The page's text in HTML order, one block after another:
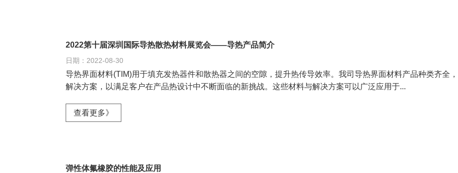
2022第十届深圳国际导热散热材料展览会——导热产品简介
日期：2022-08-30
导热界面材料(TIM)用于填充发热器件和散热器之间的空隙，提升热传导效率。我司导热界面材料产品种类齐全
解决方案，以满足客户在产品热设计中不断面临的新挑战。这些材料与解决方案可以广泛应用于...
查看更多》
弹性体氟橡胶的性能及应用